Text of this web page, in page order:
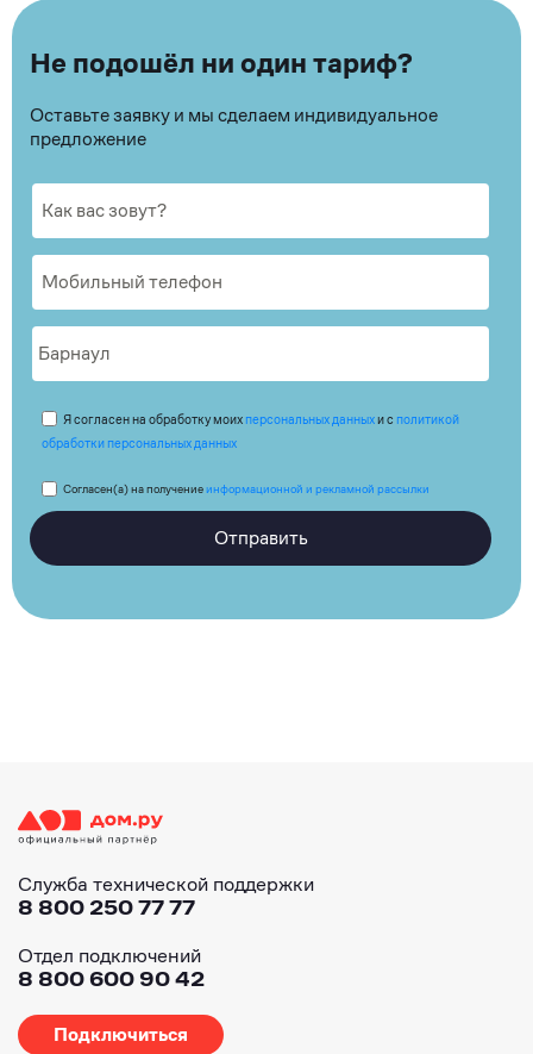
Не подошёл ни один тариф?
Оставьте заявку и мы сделаем индивидуальное
предложение
Я согласен на обработку моих персональных данныхи с политикой
обработки персональных данных
Согласен(а) на получениеинформационной и рекламной рассылки
Отправить
Служба технической поддержки
8 800 250 77 77
Отдел подключений
8 800 600 90 42
Подключиться